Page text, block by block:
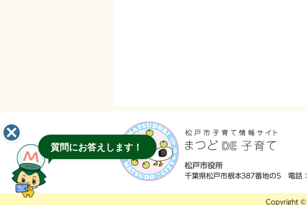
松戸市役所
千葉県松戸市根本387番地の5 電話
Copyright ©
質問にお答えします！